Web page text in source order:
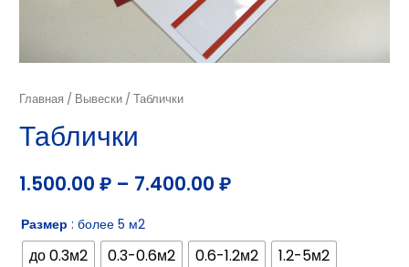
Главная / Вывески / Таблички
Таблички
1.500.00₽ – 7.400.00₽
Размер : более 5 м2
до 0.3м2 0.3-0.6м2 0.6-1.2м2
1.2-5м2